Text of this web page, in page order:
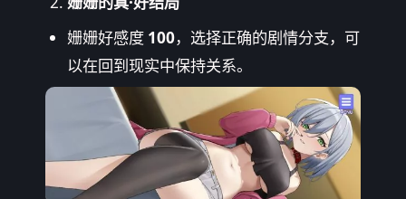
姗姗好感度 100，选择正确的剧情分支，可
以在回到现实中保持关系。